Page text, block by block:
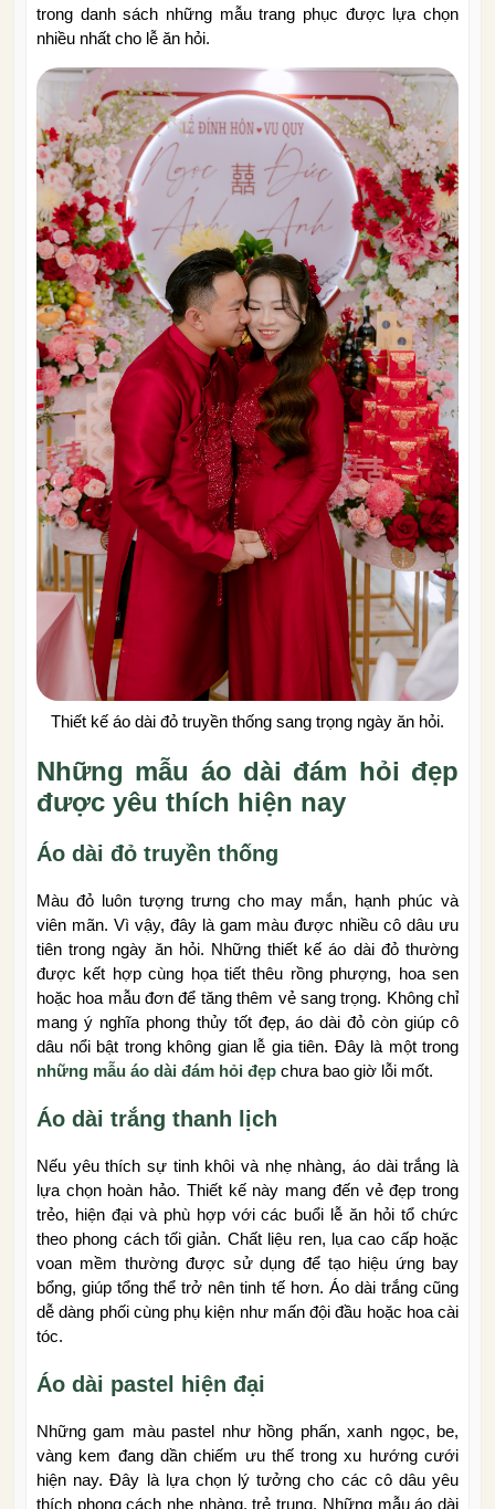
trong danh sách những mẫu trang phục được lựa chọn
nhiều nhất cho lễ ăn hỏi.
Thiết kế áo dài đỏ truyền thống sang trọng ngày ăn hỏi.
Những mẫu áo dài đám hỏi đẹp
được yêu thích hiện nay
Áo dài đỏ truyền thống
Màu đỏ luôn tượng trưng cho may mắn, hạnh phúc và
viên mãn. Vì vậy, đây là gam màu được nhiều cô dâu ưu
tiên trong ngày ăn hỏi. Những thiết kế áo dài đỏ thường
được kết hợp cùng họa tiết thêu rồng phượng, hoa sen
hoặc hoa mẫu đơn để tăng thêm vẻ sang trọng. Không chỉ
mang ý nghĩa phong thủy tốt đẹp, áo dài đỏ còn giúp cô
dâu nổi bật trong không gian lễ gia tiên. Đây là một trong
những mẫu áo dài đám hỏi đẹp chưa bao giờ lỗi mốt.
Áo dài trắng thanh lịch
Nếu yêu thích sự tinh khôi và nhẹ nhàng, áo dài trắng là
lựa chọn hoàn hảo. Thiết kế này mang đến vẻ đẹp trong
trẻo, hiện đại và phù hợp với các buổi lễ ăn hỏi tổ chức
theo phong cách tối giản. Chất liệu ren, lụa cao cấp hoặc
voan mềm thường được sử dụng để tạo hiệu ứng bay
bổng, giúp tổng thể trở nên tinh tế hơn. Áo dài trắng cũng
dễ dàng phối cùng phụ kiện như mấn đội đầu hoặc hoa cài
tóc.
Áo dài pastel hiện đại
Những gam màu pastel như hồng phấn, xanh ngọc, be,
vàng kem đang dần chiếm ưu thế trong xu hướng cưới
hiện nay. Đây là lựa chọn lý tưởng cho các cô dâu yêu
thích phong cách nhẹ nhàng, trẻ trung. Những mẫu áo dài